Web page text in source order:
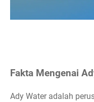
Fakta Mengenai
Ady Water adalah